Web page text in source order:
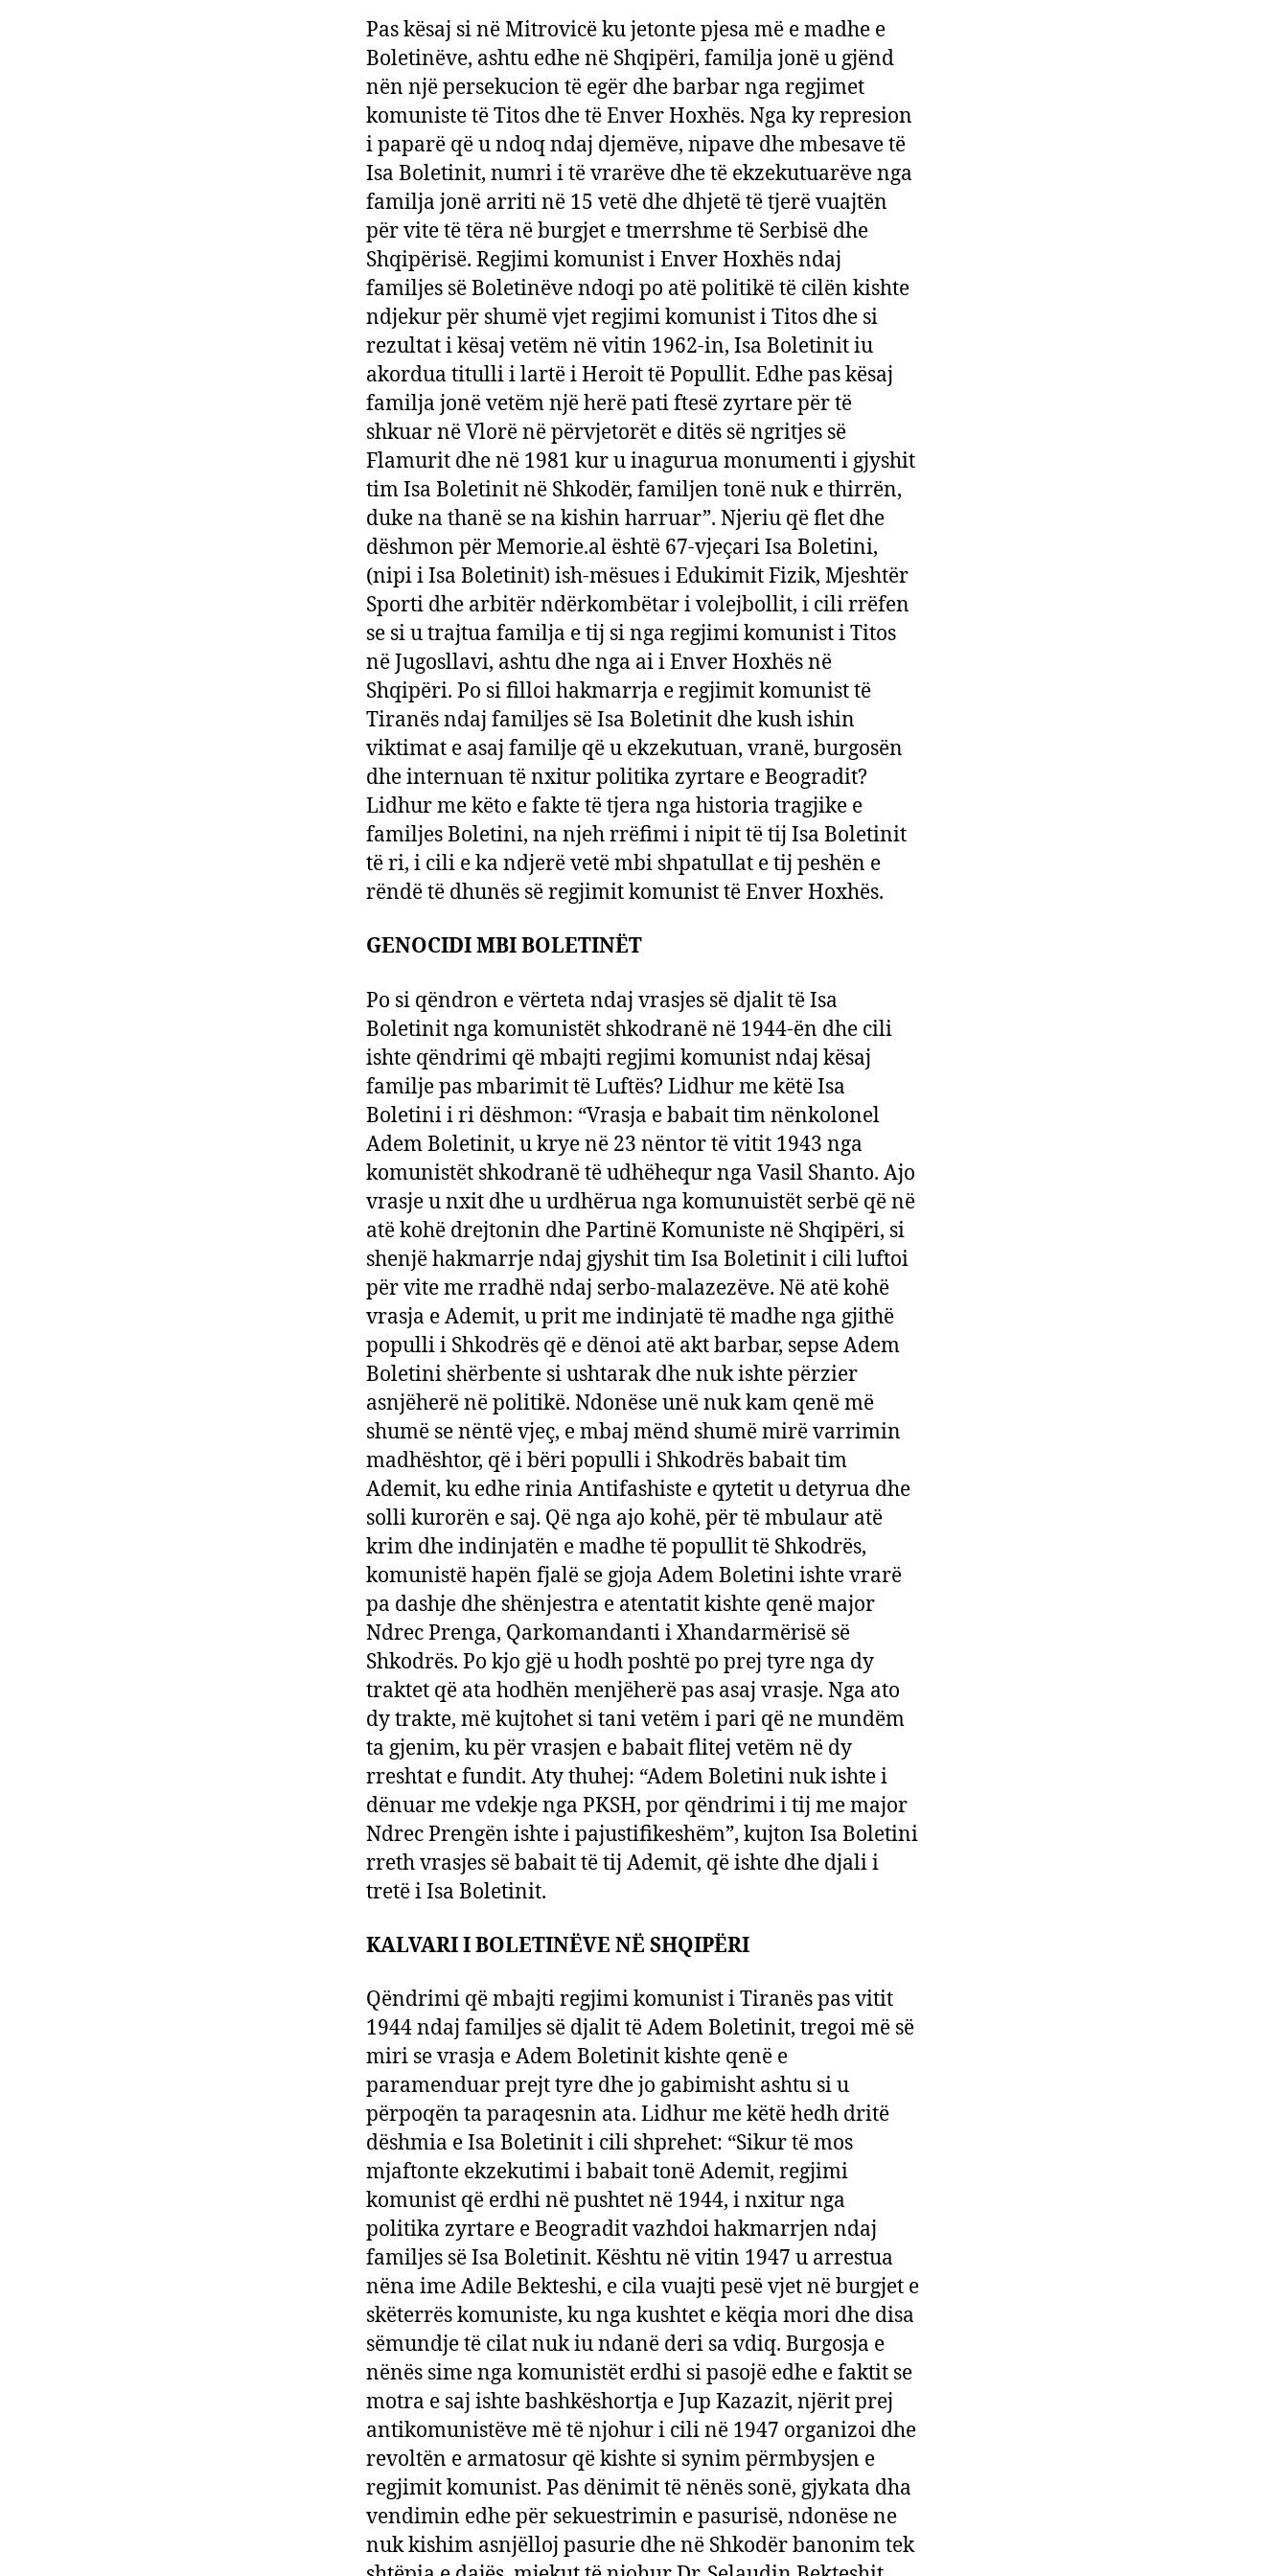
Pas kësaj si në Mitrovicë ku jetonte pjesa më e madhe e
Boletinëve, ashtu edhe në Shqipëri, familja jonë u gjënd
nën një persekucion të egër dhe barbar nga regjimet
komuniste të Titos dhe të Enver Hoxhës. Nga ky represion
i paparë që u ndoq ndaj djemëve, nipave dhe mbesave të
Isa Boletinit, numri i të vrarëve dhe të ekzekutuarëve nga
familja jonë arriti në 15 vetë dhe dhjetë të tjerë vuajtën
për vite të tëra në burgjet e tmerrshme të Serbisë dhe
Shqipërisë. Regjimi komunist i Enver Hoxhës ndaj
familjes së Boletinëve ndoqi po atë politikë të cilën kishte
ndjekur për shumë vjet regjimi komunist i Titos dhe si
rezultat i kësaj vetëm në vitin 1962-in, Isa Boletinit iu
akordua titulli i lartë i Heroit të Popullit. Edhe pas kësaj
familja jonë vetëm një herë pati ftesë zyrtare për të
shkuar në Vlorë në përvjetorët e ditës së ngritjes së
Flamurit dhe në 1981 kur u inagurua monumenti i gjyshit
tim Isa Boletinit në Shkodër, familjen tonë nuk e thirrën,
duke na thanë se na kishin harruar”. Njeriu që flet dhe
dëshmon për Memorie.al është 67-vjeçari Isa Boletini,
(nipi i Isa Boletinit) ish-mësues i Edukimit Fizik, Mjeshtër
Sporti dhe arbitër ndërkombëtar i volejbollit, i cili rrëfen
se si u trajtua familja e tij si nga regjimi komunist i Titos
në Jugosllavi, ashtu dhe nga ai i Enver Hoxhës në
Shqipëri. Po si filloi hakmarrja e regjimit komunist të
Tiranës ndaj familjes së Isa Boletinit dhe kush ishin
viktimat e asaj familje që u ekzekutuan, vranë, burgosën
dhe internuan të nxitur politika zyrtare e Beogradit?
Lidhur me këto e fakte të tjera nga historia tragjike e
familjes Boletini, na njeh rrëfimi i nipit të tij Isa Boletinit
të ri, i cili e ka ndjerë vetë mbi shpatullat e tij peshën e
rëndë të dhunës së regjimit komunist të Enver Hoxhës.
GENOCIDI MBI BOLETINËT
Po si qëndron e vërteta ndaj vrasjes së djalit të Isa
Boletinit nga komunistët shkodranë në 1944-ën dhe cili
ishte qëndrimi që mbajti regjimi komunist ndaj kësaj
familje pas mbarimit të Luftës? Lidhur me këtë Isa
Boletini i ri dëshmon: “Vrasja e babait tim nënkolonel
Adem Boletinit, u krye në 23 nëntor të vitit 1943 nga
komunistët shkodranë të udhëhequr nga Vasil Shanto. Ajo
vrasje u nxit dhe u urdhërua nga komunuistët serbë që në
atë kohë drejtonin dhe Partinë Komuniste në Shqipëri, si
shenjë hakmarrje ndaj gjyshit tim Isa Boletinit i cili luftoi
për vite me rradhë ndaj serbo-malazezëve. Në atë kohë
vrasja e Ademit, u prit me indinjatë të madhe nga gjithë
populli i Shkodrës që e dënoi atë akt barbar, sepse Adem
Boletini shërbente si ushtarak dhe nuk ishte përzier
asnjëherë në politikë. Ndonëse unë nuk kam qenë më
shumë se nëntë vjeç, e mbaj mënd shumë mirë varrimin
madhështor, që i bëri populli i Shkodrës babait tim
Ademit, ku edhe rinia Antifashiste e qytetit u detyrua dhe
solli kurorën e saj. Që nga ajo kohë, për të mbulaur atë
krim dhe indinjatën e madhe të popullit të Shkodrës,
komunistë hapën fjalë se gjoja Adem Boletini ishte vrarë
pa dashje dhe shënjestra e atentatit kishte qenë major
Ndrec Prenga, Qarkomandanti i Xhandarmërisë së
Shkodrës. Po kjo gjë u hodh poshtë po prej tyre nga dy
traktet që ata hodhën menjëherë pas asaj vrasje. Nga ato
dy trakte, më kujtohet si tani vetëm i pari që ne mundëm
ta gjenim, ku për vrasjen e babait flitej vetëm në dy
rreshtat e fundit. Aty thuhej: “Adem Boletini nuk ishte i
dënuar me vdekje nga PKSH, por qëndrimi i tij me major
Ndrec Prengën ishte i pajustifikeshëm”, kujton Isa Boletini
rreth vrasjes së babait të tij Ademit, që ishte dhe djali i
tretë i Isa Boletinit.
KALVARI I BOLETINËVE NË SHQIPËRI
Qëndrimi që mbajti regjimi komunist i Tiranës pas vitit
1944 ndaj familjes së djalit të Adem Boletinit, tregoi më së
miri se vrasja e Adem Boletinit kishte qenë e
paramenduar prejt tyre dhe jo gabimisht ashtu si u
përpoqën ta paraqesnin ata. Lidhur me këtë hedh dritë
dëshmia e Isa Boletinit i cili shprehet: “Sikur të mos
mjaftonte ekzekutimi i babait tonë Ademit, regjimi
komunist që erdhi në pushtet në 1944, i nxitur nga
politika zyrtare e Beogradit vazhdoi hakmarrjen ndaj
familjes së Isa Boletinit. Kështu në vitin 1947 u arrestua
nëna ime Adile Bekteshi, e cila vuajti pesë vjet në burgjet e
skëterrës komuniste, ku nga kushtet e këqia mori dhe disa
sëmundje të cilat nuk iu ndanë deri sa vdiq. Burgosja e
nënës sime nga komunistët erdhi si pasojë edhe e faktit se
motra e saj ishte bashkëshortja e Jup Kazazit, njërit prej
antikomunistëve më të njohur i cili në 1947 organizoi dhe
revoltën e armatosur që kishte si synim përmbysjen e
regjimit komunist. Pas dënimit të nënës sonë, gjykata dha
vendimin edhe për sekuestrimin e pasurisë, ndonëse ne
nuk kishim asnjëlloj pasurie dhe në Shkodër banonim tek